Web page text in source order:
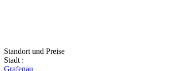
Standort und Preise
Stadt :
Grafenau